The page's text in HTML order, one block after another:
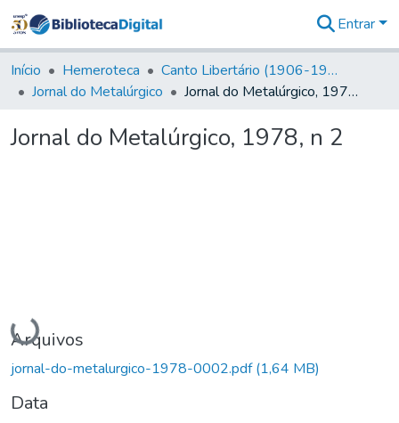
&
Coleções
Tudo na
Digital
Entrar
Início Hemeroteca
Canto Libertário (1906-1995)
Jornal do Metalúrgico
Jornal do Metalúrgico, 1978, n 2
Jornal do Metalúrgico, 1978, n 2
Carregando...
Arquivos
jornal-do-metalurgico-1978-0002.pdf(1,64 MB)
Data